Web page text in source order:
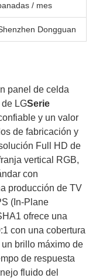
/ mes
Dongguan
panel de celda
LGSerie
y un valor
de fabricación y
Full HD de
vertical RGB,
con
producción de TV
(In-Plane
ofrece una
con una cobertura
brillo máximo de
de respuesta
fluido del